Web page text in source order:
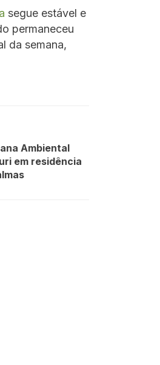
segue estável e
permaneceu
da semana,
Ambiental
em residência